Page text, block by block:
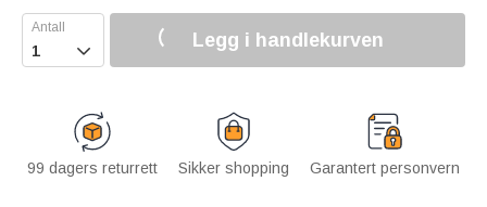
 Legg i handlekurven
99 dagers returrett Sikker shopping Garantert personvern